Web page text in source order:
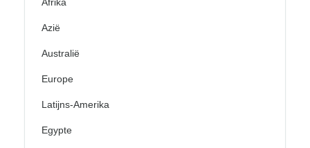
Afrika
Azië
Australië
Europe
Latijns-Amerika
Egypte